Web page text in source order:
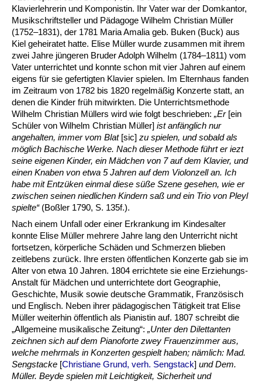
Klavierlehrerin und Komponistin. Ihr Vater war der Domkantor,
Musikschriftsteller und Pädagoge Wilhelm Christian Müller
(1752–1831), der 1781 Maria Amalia geb. Buken (Buck) aus
Kiel geheiratet hatte. Elise Müller wurde zusammen mit ihrem
zwei Jahre jüngeren Bruder Adolph Wilhelm (1784–1811) vom
Vater unterrichtet und konnte schon mit vier Jahren auf einem
eigens für sie gefertigten Klavier spielen. Im Elternhaus fanden
im Zeitraum von 1782 bis 1820 regelmäßig Konzerte statt, an
denen die Kinder früh mitwirkten. Die Unterrichtsmethode
Wilhelm Christian Müllers wird wie folgt beschrieben: „Er [ein
Schüler von Wilhelm Christian Müller] ist anfänglich nur
angehalten, immer vom Blat [sic] zu spielen, und sobald als
möglich Bachische Werke. Nach dieser Methode führt er iezt
seine eigenen Kinder, ein Mädchen von 7 auf dem Klavier, und
einen Knaben von etwa 5 Jahren auf dem Violonzell an. Ich
habe mit Entzüken einmal diese süße Szene gesehen, wie er
zwischen seinen niedlichen Kindern saß und ein Trio von Pleyl
spielte“(Boßler 1790, S. 135f.).
Nach einem Unfall oder einer Erkrankung im Kindesalter
konnte Elise Müller mehrere Jahre lang den Unterricht nicht
fortsetzen, körperliche Schäden und Schmerzen blieben
zeitlebens zurück. Ihre ersten öffentlichen Konzerte gab sie im
Alter von etwa 10 Jahren. 1804 errichtete sie eine Erziehungs-
Anstalt für Mädchen und unterrichtete dort Geographie,
Geschichte, Musik sowie deutsche Grammatik, Französisch
und Englisch. Neben ihrer pädagogischen Tätigkeit trat Elise
Müller weiterhin öffentlich als Pianistin auf. 1807 schreibt die
„Allgemeine musikalische Zeitung“: „Unter den Dilettanten
zeichnen sich auf dem Pianoforte zwey Frauenzimmer aus,
welche mehrmals in Konzerten gespielt haben; nämlich: Mad.
Sengstacke [Christiane Grund, verh. Sengstack] und Dem.
Müller. Beyde spielen mit Leichtigkeit, Sicherheit und